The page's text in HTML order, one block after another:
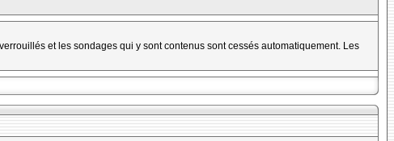
et les sondages qui y sont contenus sont cessés automatiquement. Les